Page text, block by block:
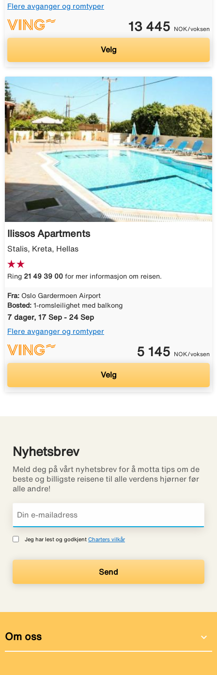
Flere avganger og romtyper
13 445 NOK/voksen
Velg
Ilissos Apartments
Stalis, Kreta, Hellas
Ring 21 49 39 00 for mer informasjon om reisen.
Fra: Oslo Gardermoen Airport
Bosted: 1-romsleilighet med balkong
7 dager, 17 Sep - 24 Sep
Flere avganger og romtyper
5 145 NOK/voksen
Velg
Nyhetsbrev
Meld deg på vårt nyhetsbrev for å motta tips om de
beste og billigste reisene til alle verdens hjørner før
alle andre!
Jeg har lest og godkjent Charters vilkår
Om oss expand_more